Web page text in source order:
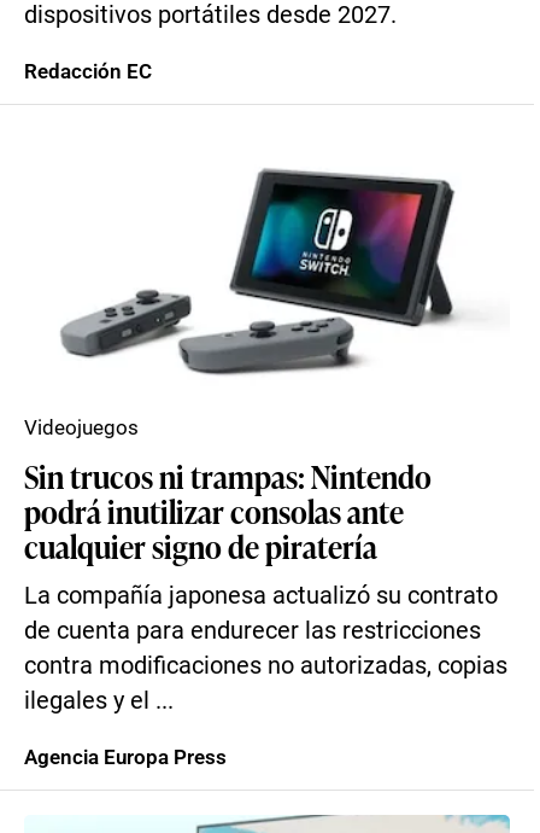
dispositivos portátiles desde 2027.
Redacción EC
Sin trucos ni trampas: Nintendo
podrá inutilizar consolas ante
cualquier signo de piratería
La compañía japonesa actualizó su contrato
de cuenta para endurecer las restricciones
contra modificaciones no autorizadas, copias
ilegales y el ...
Videojuegos
Agencia Europa Press